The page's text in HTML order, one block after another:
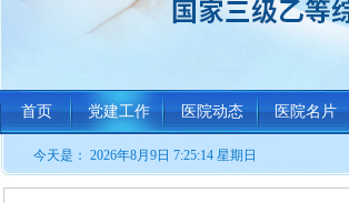
首页 党建工作 医院动态 医院名片
今天是： 2026年8月9日 7:25:14 星期日